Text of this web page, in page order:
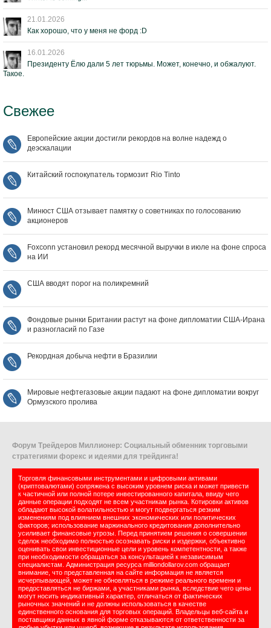
21.01.2026
Как хорошо, что у меня не форд :D
16.01.2026
Президенту Ёлю дали 5 лет тюрьмы. Может, конечно, и обжалуют.
Такое.
Свежее
Европейские акции достигли рекордов на волне надежд о
деэскалации
Китайский госпокупатель тормозит Rio Tinto
Минюст США отзывает памятку о советниках по голосованию
акционеров
Foxconn установил рекорд месячной выручки в июле на фоне спроса
на ИИ
США вводят порог на поликремний
Фондовые рынки Британии растут на фоне дипломатии США‑Ирана
и разногласий по Газе
Рекордная добыча нефти в Бразилии
Мировые нефтегазовые акции падают на фоне дипломатии вокруг
Ормузского пролива
Форум Трейдеров Миллионер: Социальный обменник торговыми
стратегиями форекс и идеями для трейдинга!
Торговля финансовыми инструментами и цифровыми активами
(криптовалютами) сопряжена с высоким уровнем риска и может привести
к частичной или полной потере инвестированного капитала, ввиду чего
данные операции подходят не всем участникам рынка. Котировки активов
обладают высокой волатильностью и могут подвергаться резким
изменениям под влиянием внешних экономических или политических
факторов; использование маржинального кредитования дополнительно
усиливает финансовые угрозы. Перед принятием решения о совершении
сделок необходимо полностью осознавать риски и издержки, объективно
оценивать свои инвестиционные цели и уровень компетентности, а также
при необходимости обращаться за консультацией к независимым
специалистам. Администрация ресурса milliondollarov.com обращает
внимание, что представленная на сайте информация не является
исчерпывающей, может не обновляться в режиме реального времени и
предоставляться не биржами, а участниками рынка, вследствие чего цены
могут носить индикативный характер, отличаться от фактических
рыночных значений и не должны использоваться в качестве
единственного основания для торговых операций. Владельцы веб-сайта и
поставщики данных в явной форме отказываются от ответственности за